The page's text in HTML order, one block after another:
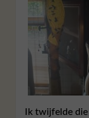
Ik twijfelde die